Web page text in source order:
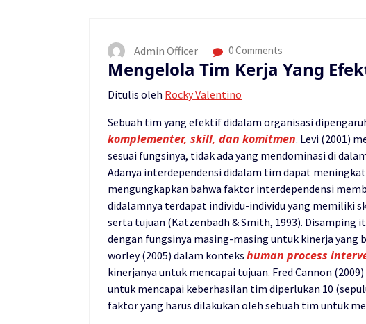
Admin Officer
0 Comments
Mengelola Tim Kerja Yang
Ditulis oleh Rocky Valentino
Sebuah tim yang efektif didalam organisasi
komplementer, skill, dan komitmen. Levi (2001)
sesuai fungsinya, tidak ada yang mendominasi di
Adanya interdependensi didalam tim dapat
mengungkapkan bahwa faktor interdependensi
didalamnya terdapat individu-individu yang memiliki
serta tujuan (Katzenbadh & Smith, 1993).
dengan fungsinya masing-masing untuk kinerja yang
worley (2005) dalam konteks human process
kinerjanya untuk mencapai tujuan. Fred Cannon
untuk mencapai keberhasilan tim diperlukan 10
faktor yang harus dilakukan oleh sebuah tim untuk